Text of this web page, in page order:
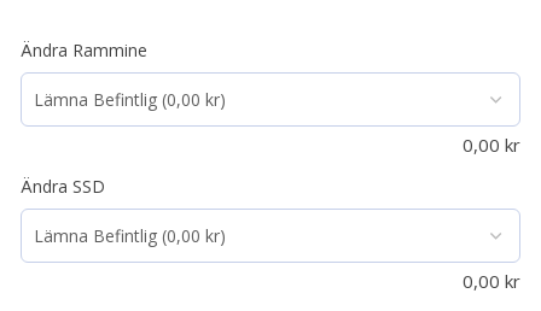
Ändra Rammine
0,00 kr
Ändra SSD
0,00 kr